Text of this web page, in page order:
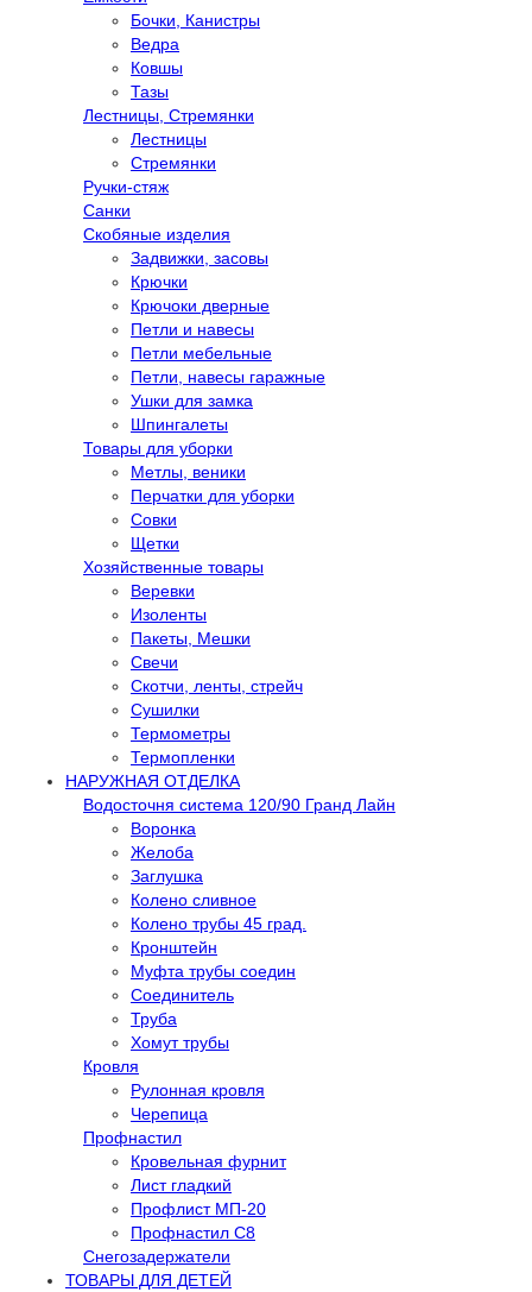
Бочки, Канистры
Ведра
Ковшы
Тазы
Лестницы, Стремянки
Лестницы
Стремянки
Ручки-стяж
Санки
Скобяные изделия
Задвижки, засовы
Крючки
Крючоки дверные
Петли и навесы
Петли мебельные
Петли, навесы гаражные
Ушки для замка
Шпингалеты
Товары для уборки
Метлы, веники
Перчатки для уборки
Совки
Щетки
Хозяйственные товары
Веревки
Изоленты
Пакеты, Мешки
Свечи
Скотчи, ленты, стрейч
Сушилки
Термометры
Термопленки
НАРУЖНАЯ ОТДЕЛКА
Водосточня система 120/90 Гранд Лайн
Воронка
Желоба
Заглушка
Колено сливное
Колено трубы 45 град.
Кронштейн
Муфта трубы соедин
Соединитель
Труба
Хомут трубы
Кровля
Рулонная кровля
Черепица
Профнастил
Кровельная фурнит
Лист гладкий
Профлист МП-20
Профнастил С8
Снегозадержатели
ТОВАРЫ ДЛЯ ДЕТЕЙ